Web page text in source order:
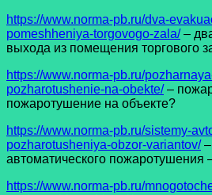
https://www.norma-pb.ru/dva-
pomeshheniya-torgovogo-zala/–
выхода из помещения торгового
https://www.norma-pb.ru/
pozharotushenie-na-obekte/ –
пожаротушение на объекте?
https://www.norma-pb.ru/sistemy-
pozharotusheniya-obzor-variantov/–
автоматического пожаротушения
https://www.norma-pb.ru/